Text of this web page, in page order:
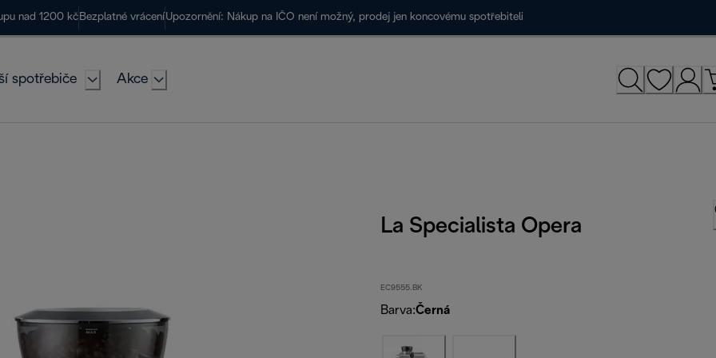
nad 1200 kč Bezplatné vráceníUpozornění: Nákup na IČO není možný, prodej jen koncovému spotřebiteli
spotřebiče Akce
La Specialista Opera
EC9555.BK
Barva:Černá